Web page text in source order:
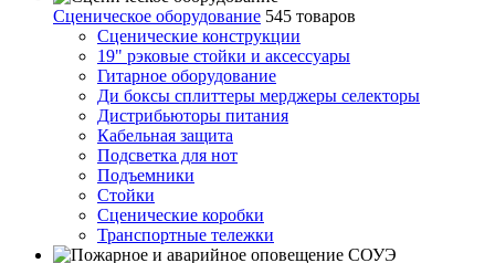
Сценическое оборудование 545 товаров
Сценические конструкции
19" рэковые стойки и аксесcуары
Гитарное оборудование
Ди боксы сплиттеры мерджеры селекторы
Дистрибьюторы питания
Кабельная защита
Подсветка для нот
Подъемники
Стойки
Сценические коробки
Транспортные тележки